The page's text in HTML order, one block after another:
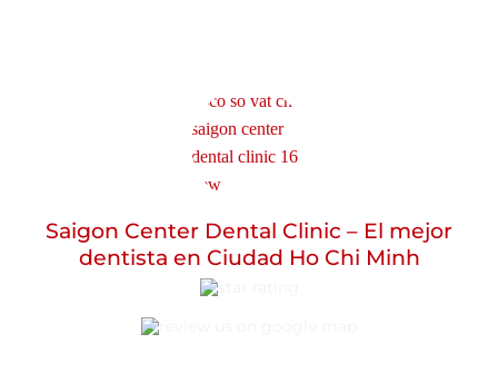
Saigon Center Dental Clinic – El mejor
dentista en Ciudad Ho Chi Minh